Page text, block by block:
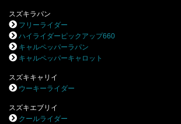
スズキラパン
フリーライダー
ハイライダーピックアップ660
キャルペッパーラパン
キャルペッパーキャロット
スズキキャリイ
ウーキーライダー
スズキエブリイ
クールライダー